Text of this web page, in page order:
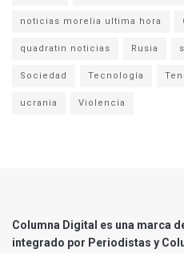
noticias morelia ultima hora
quadratin noticias Rusia
Sociedad Tecnología
ucrania Violencia
Columna Digital es una marca
integrado por Periodistas y